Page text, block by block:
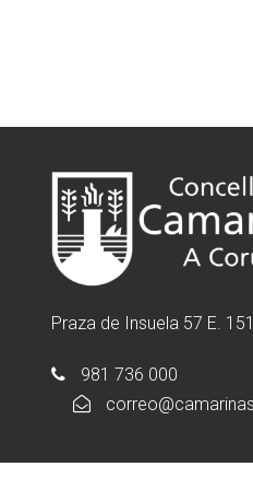
Praza de Insuela 57 E.
981 736 000